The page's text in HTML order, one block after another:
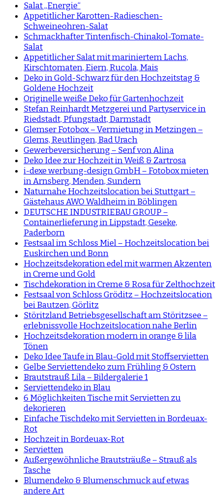
Salat „Energie“
Appetitlicher Karotten-Radieschen-
Schweineohren-Salat
Schmackhafter Tintenfisch-Chinakol-Tomate-
Salat
Appetitlicher Salat mit mariniertem Lachs,
Kirschtomaten, Eiern, Rucola, Mais
Deko in Gold-Schwarz für den Hochzeitstag &
Goldene Hochzeit
Originelle weiße Deko für Gartenhochzeit
Stefan Reinhardt Metzgerei und Partyservice in
Riedstadt, Pfungstadt, Darmstadt
Glemser Fotobox – Vermietung in Metzingen –
Glems, Reutlingen, Bad Urach
Gewerbeversicherung – Senf von Alina
Deko Idee zur Hochzeit in Weiß & Zartrosa
i-dexe werbung-design GmbH – Fotobox mieten
in Arnsberg, Menden, Sundern
Naturnahe Hochzeitslocation bei Stuttgart –
Gästehaus AWO Waldheim in Böblingen
DEUTSCHE INDUSTRIEBAU GROUP –
Containerlieferung in Lippstadt, Geseke,
Paderborn
Festsaal im Schloss Miel – Hochzeitslocation bei
Euskirchen und Bonn
Hochzeitsdekoration edel mit warmen Akzenten
in Creme und Gold
Tischdekoration in Creme & Rosa für Zelthochzeit
Festsaal von Schloss Gröditz – Hochzeitslocation
bei Bautzen, Görlitz
Störitzland Betriebsgesellschaft am Störitzsee –
erlebnissvolle Hochzeitslocation nahe Berlin
Hochzeitsdekoration modern in orange & lila
Tönen
Deko Idee Taufe in Blau-Gold mit Stoffservietten
Gelbe Serviettendeko zum Frühling & Ostern
Brautstrauß Lila – Bildergalerie 1
Serviettendeko in Blau
6 Möglichkeiten Tische mit Servietten zu
dekorieren
Einfache Tischdeko mit Servietten in Bordeuax-
Rot
Hochzeit in Bordeuax-Rot
Servietten
Außergewöhnliche Brautsträuße – Strauß als
Tasche
Blumendeko & Blumenschmuck auf etwas
andere Art